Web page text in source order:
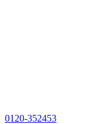
0120-352453